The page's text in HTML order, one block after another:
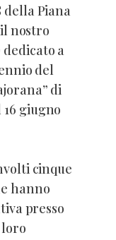
della Piana
nostro
a
del
di
giugno
cinque
hanno
presso